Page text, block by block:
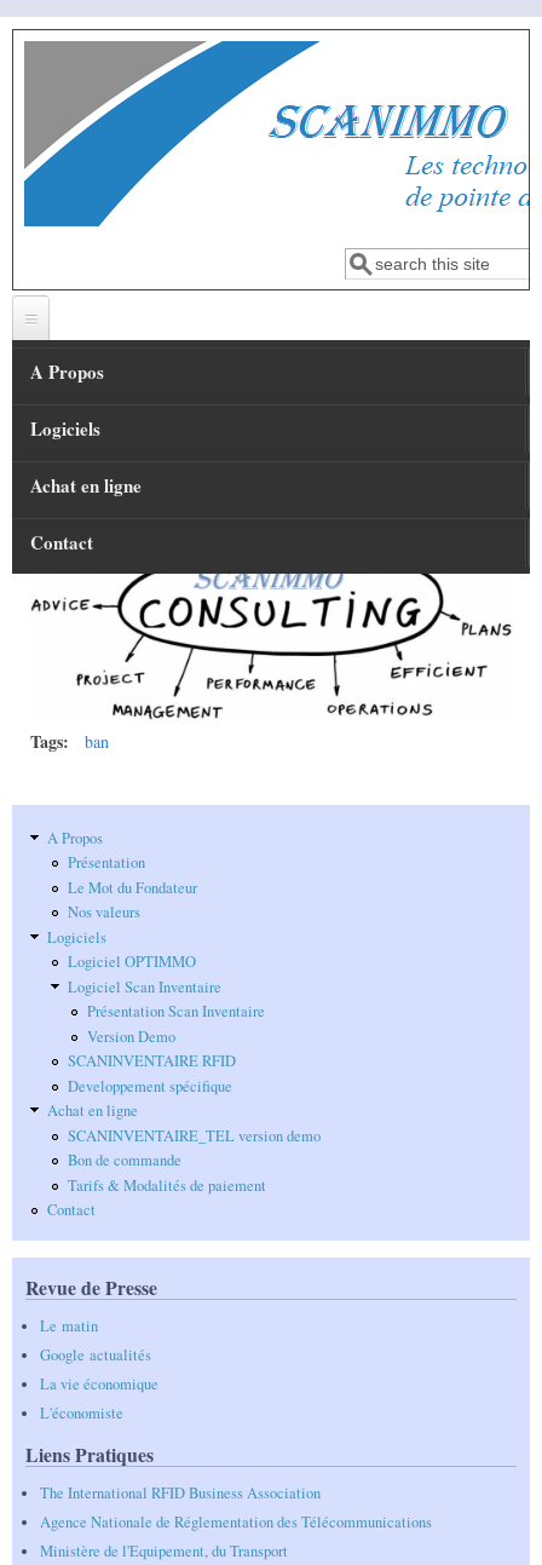
Aller au contenu principal
Formulaire de
Rechercher
A Propos
Présentation
Logiciels
Logiciel OPTIMMO
Présentation Scan Inventaire
Version Demo
SCANINVENTAIRE RFID
Developpement spécifique
Achat en ligne
SCANINVENTAIRE_TEL version demo
Bon de commande
Tarifs & Modalités de paiement
Contact
Tags: ban
A Propos
Présentation
Le Mot du Fondateur
Nos valeurs
Logiciels
Logiciel OPTIMMO
Logiciel Scan Inventaire
Présentation Scan Inventaire
Version Demo
SCANINVENTAIRE RFID
Developpement spécifique
Achat en ligne
SCANINVENTAIRE_TEL version demo
Bon de commande
Tarifs & Modalités de paiement
Contact
Revue de Presse
Le matin
Google actualités
La vie économique
L'économiste
Liens Pratiques
The International RFID Business Association
Agence Nationale de Réglementation des Télécommunications
Ministère de l'Equipement, du Transport